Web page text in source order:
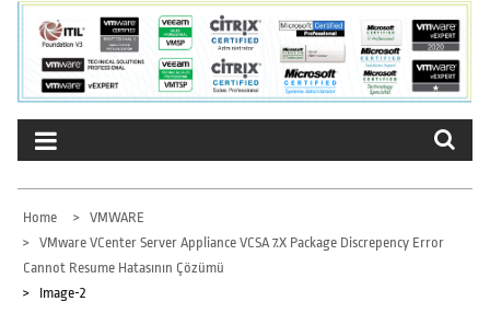
Home
VMWARE
VMware VCenter Server Appliance VCSA 7.x Package Discrepency Error
Cannot Resume Hatasının Çözümü
Image-2